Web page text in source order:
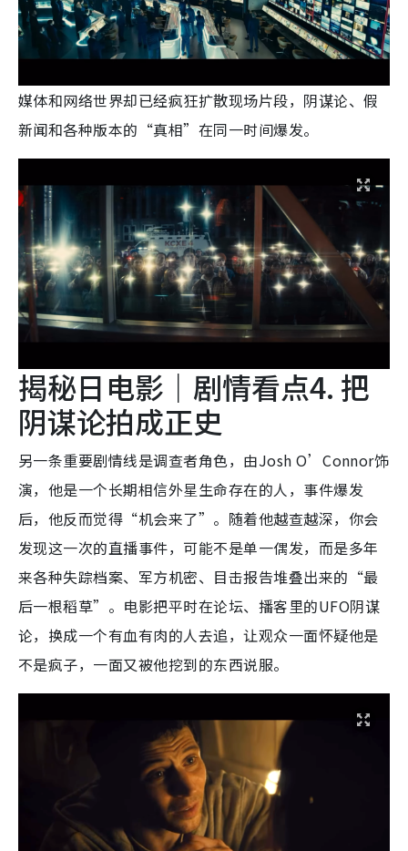
媒体和网络世界却已经疯狂扩散现场片段，阴谋论、假
新闻和各种版本的“真相”在同一时间爆发。
揭秘日电影｜剧情看点4. 把
阴谋论拍成正史
另一条重要剧情线是调查者角色，由Josh O’Connor饰
演，他是一个长期相信外星生命存在的人，事件爆发
后，他反而觉得“机会来了”。随着他越查越深，你会
发现这一次的直播事件，可能不是单一偶发，而是多年
来各种失踪档案、军方机密、目击报告堆叠出来的“最
后一根稻草”。电影把平时在论坛、播客里的UFO阴谋
论，换成一个有血有肉的人去追，让观众一面怀疑他是
不是疯子，一面又被他挖到的东西说服。